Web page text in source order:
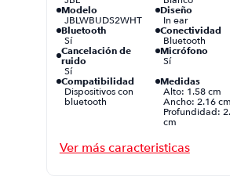
Modelo
JBLWBUDS2WHT
Diseño
In ear
Bluetooth
Sí
Conectividad
Bluetooth
Cancelación de
ruido
Sí
Micrófono
Sí
Compatibilidad
Dispositivos con
bluetooth
Medidas
Alto: 1.58 cm
Ancho: 2.16 cm
Profundidad:
cm
0.11 Kg
12 meses
Autonomía
Resistencia al